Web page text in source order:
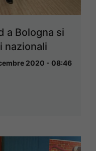
a Bologna si
nazionali
2020 - 08:46